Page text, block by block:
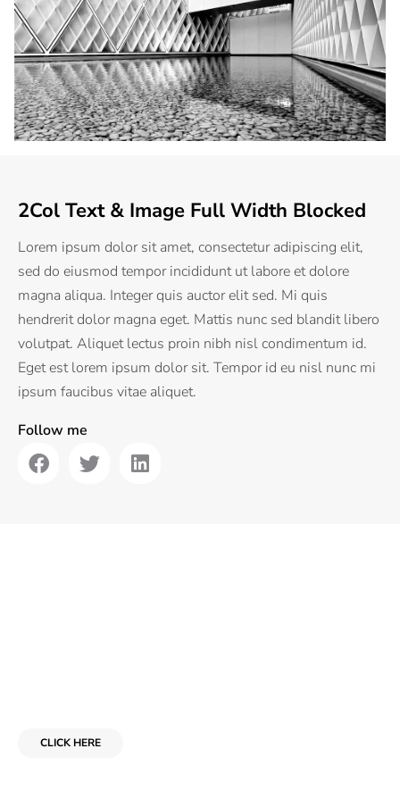
2Col Text & Image Full Width Blocked
Lorem ipsum dolor sit amet, consectetur adipiscing elit,
sed do eiusmod tempor incididunt ut labore et dolore
magna aliqua. Integer quis auctor elit sed. Mi quis
hendrerit dolor magna eget. Mattis nunc sed blandit libero
volutpat. Aliquet lectus proin nibh nisl condimentum id.
Eget est lorem ipsum dolor sit. Tempor id eu nisl nunc mi
ipsum faucibus vitae aliquet.
Follow me
CLICK HERE